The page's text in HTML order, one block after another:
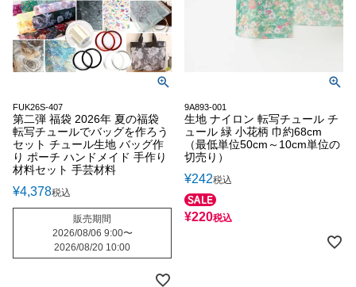
FUK26S-407
第二弾 福袋 2026年 夏の福袋
転写チュールでバッグを作ろう
セット チュール生地 バッグ作
り ポーチ ハンドメイド 手作り
材料セット 手芸材料
¥4,378税込
販売期間
2026/08/06 9:00〜
2026/08/20 10:00
9A893-001
生地 ナイロン 転写チュール チ
ュール 緑 小花柄 巾約68cm
（最低単位50cm～10cm単位の
切売り）
¥242税込
¥220税込